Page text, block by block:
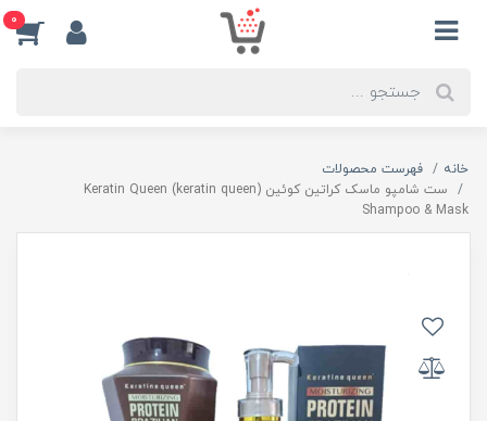
0
خانه
فهرست محصولات
ست شامپو ماسک کراتین کوئین (keratin queen) Keratin Queen
Shampoo & Mask